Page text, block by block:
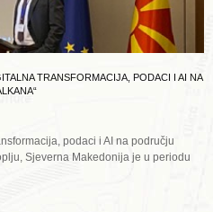
TRANSFORMACIJA, PODACI I AI NA
podaci i AI na području
Sjeverna Makedonija je u periodu